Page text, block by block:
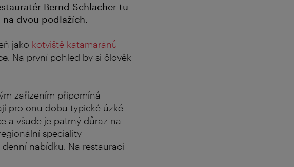
Bernd Schlacher tu
dvou podlažích.
jako kotviště katamaránů
. Na první pohled by si člověk
zařízením připomíná
pro onu dobu typické úzké
a všude je patrný důraz na
speciality
nabídku. Na restauraci